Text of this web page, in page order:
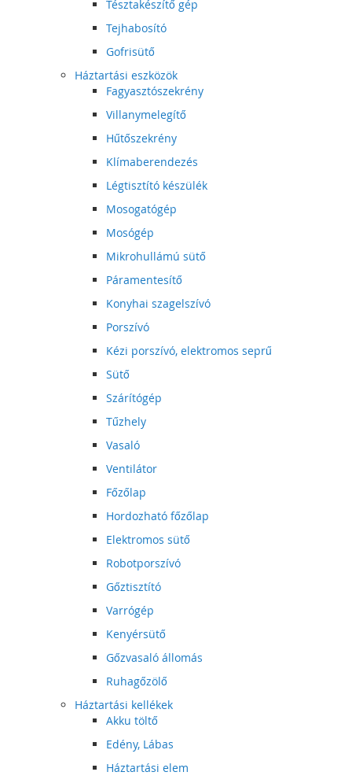
Tésztakészítő gép
Tejhabosító
Gofrisütő
Háztartási eszközök
Fagyasztószekrény
Villanymelegítő
Hűtőszekrény
Klímaberendezés
Légtisztító készülék
Mosogatógép
Mosógép
Mikrohullámú sütő
Páramentesítő
Konyhai szagelszívó
Porszívó
Kézi porszívó, elektromos seprű
Sütő
Szárítógép
Tűzhely
Vasaló
Ventilátor
Főzőlap
Hordozható főzőlap
Elektromos sütő
Robotporszívó
Gőztisztító
Varrógép
Kenyérsütő
Gőzvasaló állomás
Ruhagőzölő
Háztartási kellékek
Akku töltő
Edény, Lábas
Háztartási elem